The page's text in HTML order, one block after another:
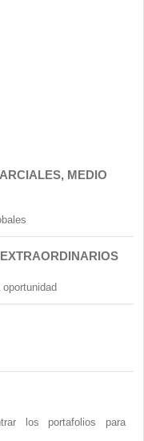
MEDIO
los portafolios para